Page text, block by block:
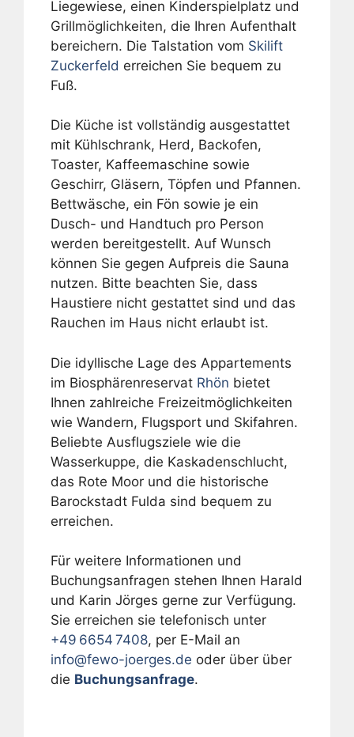
Liegewiese, einen Kinderspielplatz und
Grillmöglichkeiten, die Ihren Aufenthalt
bereichern. Die Talstation vom Skilift
Zuckerfeld erreichen Sie bequem zu
Fuß.
Die Küche ist vollständig ausgestattet
mit Kühlschrank, Herd, Backofen,
Toaster, Kaffeemaschine sowie
Geschirr, Gläsern, Töpfen und Pfannen.
Bettwäsche, ein Fön sowie je ein
Dusch- und Handtuch pro Person
werden bereitgestellt. Auf Wunsch
können Sie gegen Aufpreis die Sauna
nutzen. Bitte beachten Sie, dass
Haustiere nicht gestattet sind und das
Rauchen im Haus nicht erlaubt ist.
Die idyllische Lage des Appartements
im Biosphärenreservat Rhön bietet
Ihnen zahlreiche Freizeitmöglichkeiten
wie Wandern, Flugsport und Skifahren.
Beliebte Ausflugsziele wie die
Wasserkuppe, die Kaskadenschlucht,
das Rote Moor und die historische
Barockstadt Fulda sind bequem zu
erreichen.
Für weitere Informationen und
Buchungsanfragen stehen Ihnen Harald
und Karin Jörges gerne zur Verfügung.
Sie erreichen sie telefonisch unter
+49 6654 7408, per E-Mail an
info@fewo-joerges.de oder über über
die Buchungsanfrage.